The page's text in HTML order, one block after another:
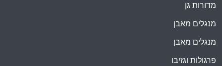
מדורות גן
מנגלים מאבן
מנגלים מאבן
פרגולות וגזיבו